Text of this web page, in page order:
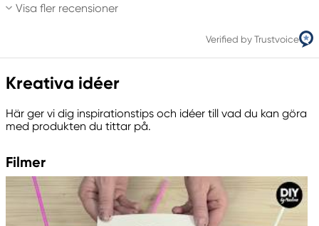
Visa fler recensioner
Verified by Trustvoice
Kreativa idéer
Här ger vi dig inspirationstips och idéer till vad du kan göra
med produkten du tittar på.
Filmer